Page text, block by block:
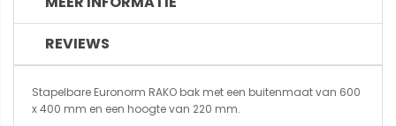
REVIEWS
Stapelbare Euronorm RAKO bak met een buitenmaat van 600
x 400 mm en een hoogte van 220 mm.